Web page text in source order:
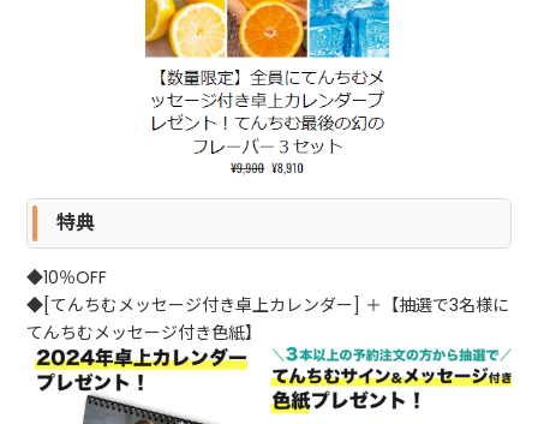
特典
◆10％OFF
◆[てんちむメッセージ付き卓上カレンダー] ＋【抽選で3名様に
てんちむメッセージ付き色紙】